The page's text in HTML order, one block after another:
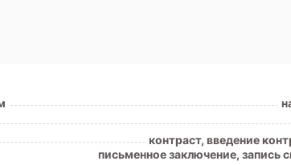
контраст, введение
письменное заключение, запись